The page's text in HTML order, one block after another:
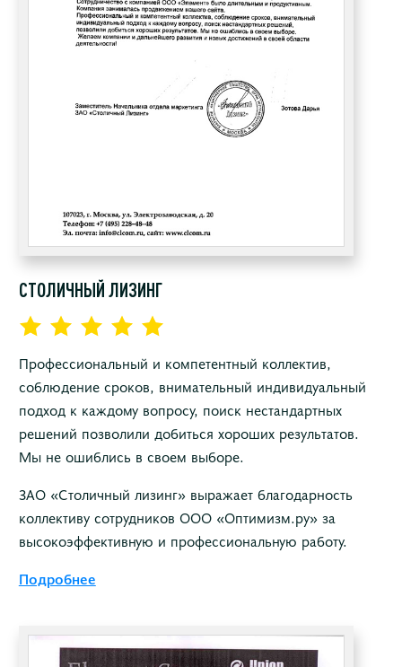
СТОЛИЧНЫЙ ЛИЗИНГ
Профессиональный и компетентный коллектив,
соблюдение сроков, внимательный индивидуальный
подход к каждому вопросу, поиск нестандартных
решений позволили добиться хороших результатов.
Мы не ошиблись в своем выборе.
ЗАО «Столичный лизинг» выражает благодарность
коллективу сотрудников ООО «Оптимизм.ру» за
высокоэффективную и профессиональную работу.
Подробнее